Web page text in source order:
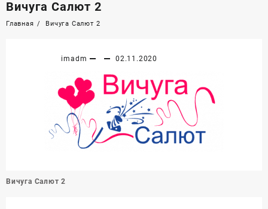
Вичуга Салют 2
Главная Вичуга Салют 2
imadm 02.11.2020
Навигация
Вичуга Салют 2